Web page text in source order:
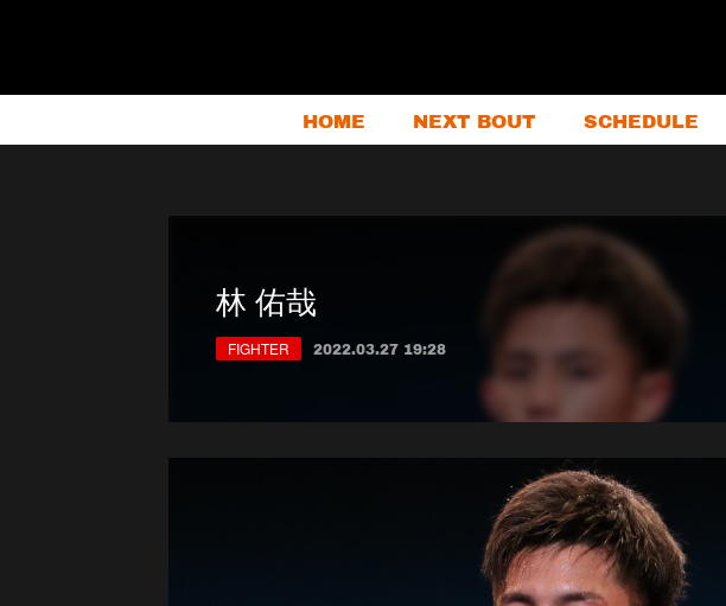
HOME NEXT BOUT SCHEDULE
林 佑哉
FIGHTER 2022.03.27 19:28